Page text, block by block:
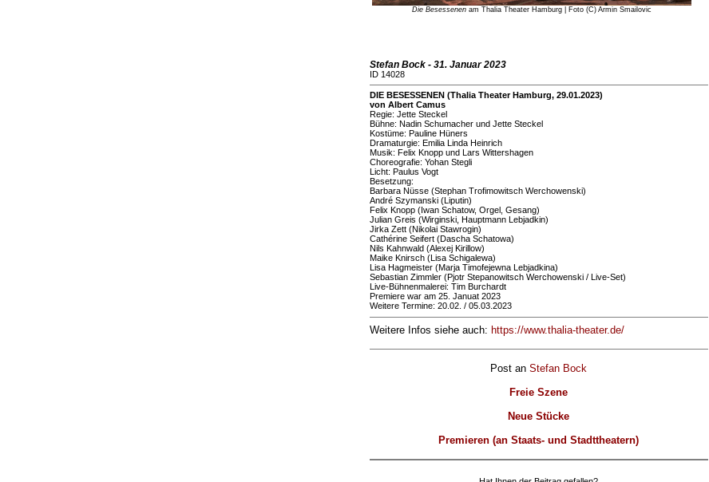
Die Besessenenam Thalia Theater Hamburg | Foto (C) Armin Smailovic
Stefan Bock - 31. Januar 2023
ID 14028
DIE BESESSENEN (Thalia Theater Hamburg, 29.01.2023)
von Albert Camus
Regie: Jette Steckel
Bühne: Nadin Schumacher und Jette Steckel
Kostüme: Pauline Hüners
Dramaturgie: Emilia Linda Heinrich
Musik: Felix Knopp und Lars Wittershagen
Choreografie: Yohan Stegli
Licht: Paulus Vogt
Besetzung:
Barbara Nüsse (Stephan Trofimowitsch Werchowenski)
André Szymanski (Liputin)
Felix Knopp (Iwan Schatow, Orgel, Gesang)
Julian Greis (Wirginski, Hauptmann Lebjadkin)
Jirka Zett (Nikolai Stawrogin)
Cathérine Seifert (Dascha Schatowa)
Nils Kahnwald (Alexej Kirillow)
Maike Knirsch (Lisa Schigalewa)
Lisa Hagmeister (Marja Timofejewna Lebjadkina)
Sebastian Zimmler (Pjotr Stepanowitsch Werchowenski / Live-Set)
Live-Bühnenmalerei: Tim Burchardt
Premiere war am 25. Januat 2023
Weitere Termine: 20.02. / 05.03.2023
Weitere Infos siehe auch: https://www.thalia-theater.de/
Post an Stefan Bock
Freie Szene
Neue Stücke
Premieren (an Staats- und Stadttheatern)